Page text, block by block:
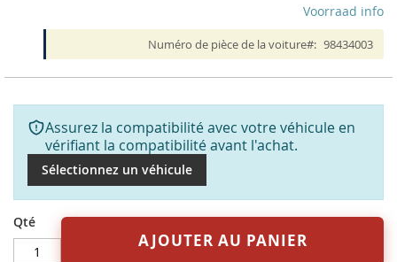
Voorraad info
Numéro de pièce de la voiture 98434003
Assurez la compatibilité avec votre véhicule en
vérifiant la compatibilité avant l'achat.
Sélectionnez un véhicule
Qté
AJOUTER AU PANIER